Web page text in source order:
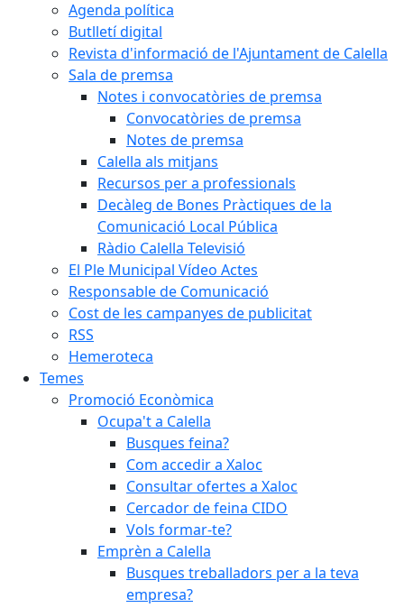
Agenda política
Butlletí digital
Revista d'informació de l'Ajuntament de Calella
Sala de premsa
Notes i convocatòries de premsa
Convocatòries de premsa
Notes de premsa
Calella als mitjans
Recursos per a professionals
Decàleg de Bones Pràctiques de la
Comunicació Local Pública
Ràdio Calella Televisió
El Ple Municipal Vídeo Actes
Responsable de Comunicació
Cost de les campanyes de publicitat
RSS
Hemeroteca
Temes
Promoció Econòmica
Ocupa't a Calella
Busques feina?
Com accedir a Xaloc
Consultar ofertes a Xaloc
Cercador de feina CIDO
Vols formar-te?
Emprèn a Calella
Busques treballadors per a la teva
empresa?